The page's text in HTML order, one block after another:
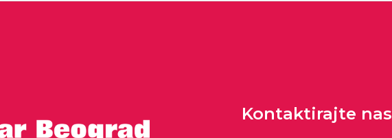
Kontaktirajte nas